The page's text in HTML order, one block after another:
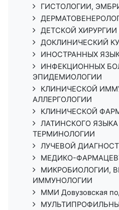
ГИСТОЛОГИИ,
ДЕТСКОЙ
ДОКЛИНИЧЕСКИЙ
ИНОСТРАННЫХ
ИНФЕКЦИОННЫХ
ЭПИДЕМИОЛОГИИ
КЛИНИЧЕСКОЙ
АЛЛЕРГОЛОГИИ
КЛИНИЧЕСКОЙ
ЛАТИНСКОГО
ТЕРМИНОЛОГИИ
ЛУЧЕВОЙ
МЕДИКО-
МИКРОБИОЛОГИИ,
ИММУНОЛОГИИ
ММИ Довузовская